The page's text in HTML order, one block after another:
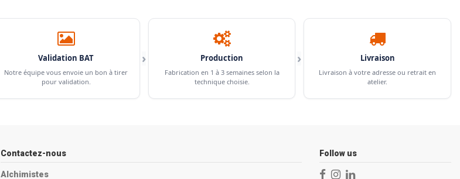
Validation BAT
Notre équipe vous envoie un bon à tirer
pour validation.
› Production
Fabrication en 1 à 3 semaines selon la
technique choisie.
› Livraison
Livraison à votre adresse ou retrait en
atelier.
Contactez-nous
Alchimistes
Follow us